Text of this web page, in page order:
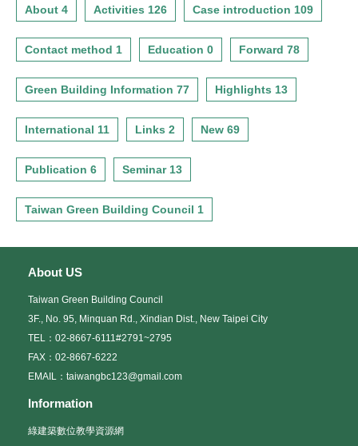
About 4 Activities 126 Case introduction 109
Contact method 1 Education 0 Forward 78
Green Building Information 77 Highlights 13
International 11 Links 2 New 69
Publication 6 Seminar 13
Taiwan Green Building Council 1
About US
Taiwan Green Building Council
3F., No. 95, Minquan Rd., Xindian Dist., New Taipei City
TEL：02-8667-6111#2791~2795
FAX：02-8667-6222
EMAIL：taiwangbc123@gmail.com
Information
綠建築數位教學資源網